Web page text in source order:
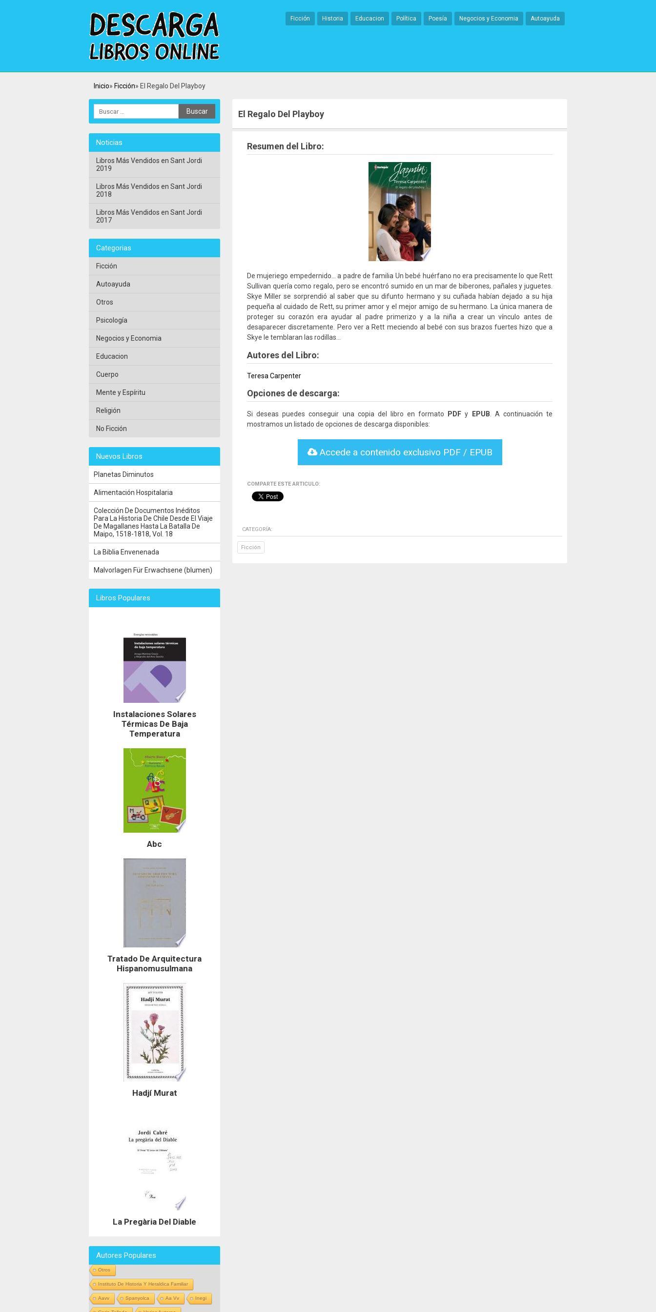
Ficción Historia Educacion Política Poesía Negocios y Economia Autoayuda
Inicio Ficción El Regalo Del Playboy
El Regalo Del Playboy
Resumen del Libro:
De mujeriego empedernido… a padre de familia Un bebé huérfano no era precisamente lo que Rett
Sullivan quería como regalo, pero se encontró sumido en un mar de biberones, pañales y juguetes.
Skye Miller se sorprendió al saber que su difunto hermano y su cuñada habían dejado a su hija
pequeña al cuidado de Rett, su primer amor y el mejor amigo de su hermano. La única manera de
proteger su corazón era ayudar al padre primerizo y a la niña a crear un vínculo antes de
desaparecer discretamente. Pero ver a Rett meciendo al bebé con sus brazos fuertes hizo que a
Skye le temblaran las rodillas…
Autores del Libro:
Teresa Carpenter
Opciones de descarga:
Si deseas puedes conseguir una copia del libro en formato PDF y EPUB . A continuación te
mostramos un listado de opciones de descarga disponibles:
Accede a contenido exclusivo PDF / EPUB
COMPARTE ESTE ARTICULO:
CATEGORÍA:
Ficción
Noticias
Libros Más Vendidos en Sant Jordi
2019
Libros Más Vendidos en Sant Jordi
2018
Libros Más Vendidos en Sant Jordi
2017
Categorias
Ficción
Autoayuda
Otros
Psicología
Negocios y Economia
Educacion
Cuerpo
Mente y Espíritu
Religión
No Ficción
Nuevos Libros
Planetas Diminutos
Alimentación Hospitalaria
Colección De Documentos Inéditos
Para La Historia De Chile Desde El Viaje
De Magallanes Hasta La Batalla De
Maipo, 1518-1818, Vol. 18
La Biblia Envenenada
Malvorlagen Für Erwachsene (blumen)
Libros Populares
Instalaciones Solares
Térmicas De Baja
Temperatura
Abc
Tratado De Arquitectura
Hispanomusulmana
Hadjí Murat
La Pregària Del Diable
Autores Populares
Otros
Instituto De Historia Y Heraldica Familiar
Aavv Spanyolca Aa Vv Inegi